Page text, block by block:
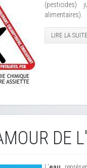
(pesticides)
alimentaires).
LIRE LA SUITE
DE